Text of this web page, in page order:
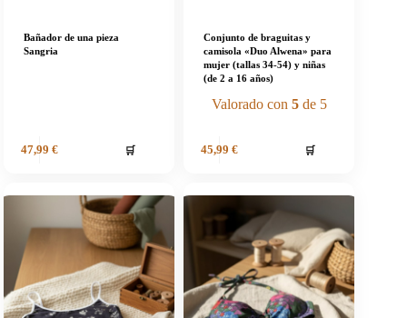
Bañador de una pieza
Sangria
47,99 € 🛒
Conjunto de braguitas y
camisola «Duo Alwena» para
mujer (tallas 34-54) y niñas
(de 2 a 16 años)
Valorado con 5de 5
45,99 € 🛒